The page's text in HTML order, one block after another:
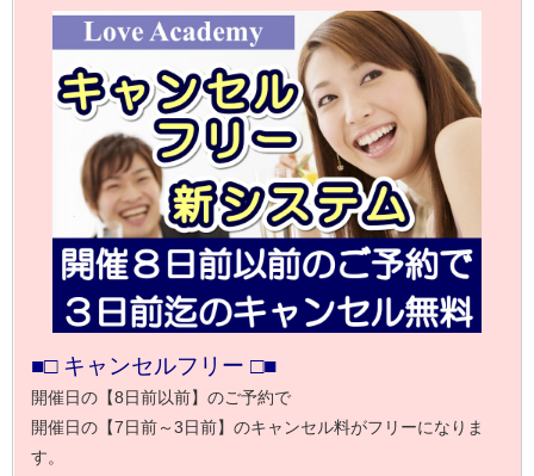
■□ キャンセルフリー □■
開催日の【8日前以前】のご予約で
開催日の【7日前～3日前】のキャンセル料がフリーになりま
す。